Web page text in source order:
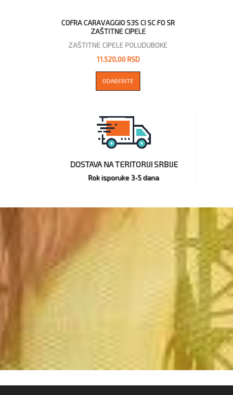
COFRA CARAVAGGIO S3S CI SC FO SR
ZAŠTITNE CIPELE
ZAŠTITNE CIPELE POLUDUBOKE
11.520,00 RSD
ODABERITE
DOSTAVA NA TERITORIJI SRBIJE
Rok isporuke 3-5 dana